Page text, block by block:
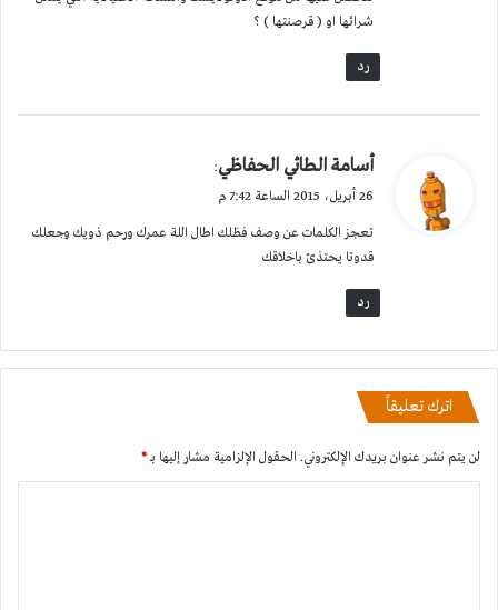
شرائها او ( قرصنتها ) ؟
رد
ي
ق
ل
أسامة الطائي الحفاظي:
26 أبريل، 2015 الساعة 7:42 م
تعجز الكلمات عن وصف فظلك اطال اللة عمرك ورحم ذويك وجعلك
قدوتا يحتذئ باخلاقك
رد
اترك تعليقاً
لن يتم نشر عنوان بريدك الإلكتروني. الحقول الإلزامية مشار إليها بـ*